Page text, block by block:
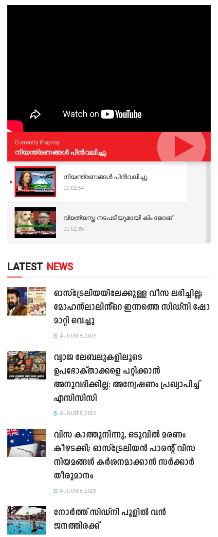
Currently Playing
നിയന്ത്രണങ്ങള്‍ പിന്‍വലിച്ചു.
നിയന്ത്രണങ്ങള്‍ പിന്‍വലിച്ചു.
00:02:54
വ്യത്യസ്ത നടപടിയുമായി കിം ജോങ്
00:02:35
LATEST NEWS
ഓസ്‌ട്രേലിയയിലേക്കുള്ള വീസ ലഭിച്ചില്ല;
മോഹൻലാലിൻ്റെ ഇന്നത്തെ സിഡ്നി ഷോ
മാറ്റി വെച്ചു
AUGUST 8, 2026
വ്യാജ ലേബലുകളിലൂടെ
ഉപഭോക്താക്കളെ പറ്റിക്കാൻ
അനുവദിക്കില്ല: അന്വേഷണം പ്രഖ്യാപിച്ച്
എസിസിസി
AUGUST 8, 2026
വിസ കാത്തുനിന്നു, ഒടുവിൽ മരണം
കീഴടക്കി; ഓസ്‌ട്രേലിയൻ പാരന്റ് വിസ
നിയമങ്ങൾ കർശനമാക്കാൻ സർക്കാർ
തീരുമാനം
AUGUST 8, 2026
നോർത്ത് സിഡ്നി പൂളിൽ വൻ
ജനത്തിരക്ക്